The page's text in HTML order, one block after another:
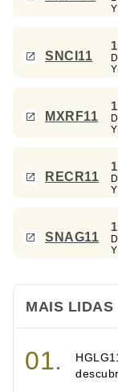
SNCI11
MXRF11
RECR11
SNAG11
MAIS LIDAS